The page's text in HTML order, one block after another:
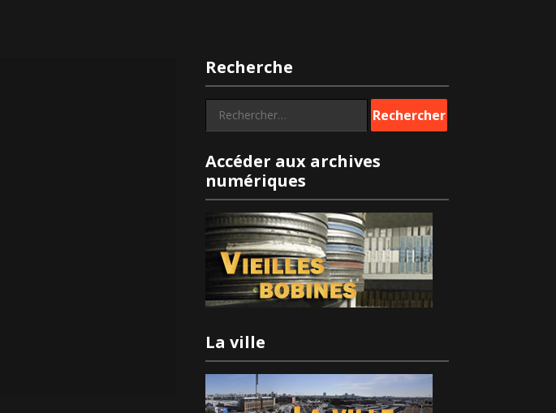
Recherche
Rechercher :
Accéder aux archives
numériques
La ville